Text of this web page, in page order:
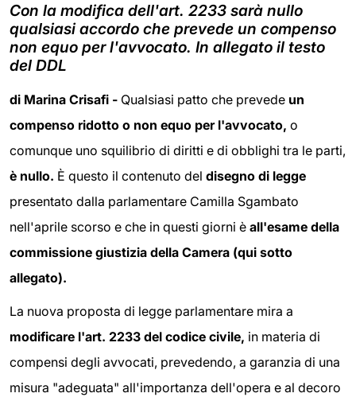
Con la modifica dell'art. 2233 sarà nullo
qualsiasi accordo che prevede un compenso
non equo per l'avvocato. In allegato il testo
del DDL
di Marina Crisafi - Qualsiasi patto che prevede un
compenso ridotto o non equo per l'avvocato, o
comunque uno squilibrio di diritti e di obblighi tra le parti,
è nullo. È questo il contenuto del disegno di legge
presentato dalla parlamentare Camilla Sgambato
nell'aprile scorso e che in questi giorni è all'esame della
commissione giustizia della Camera (qui sotto
allegato).
La nuova proposta di legge parlamentare mira a
modificare l'art. 2233 del codice civile, in materia di
compensi degli avvocati, prevedendo, a garanzia di una
misura "adeguata" all'importanza dell'opera e al decoro